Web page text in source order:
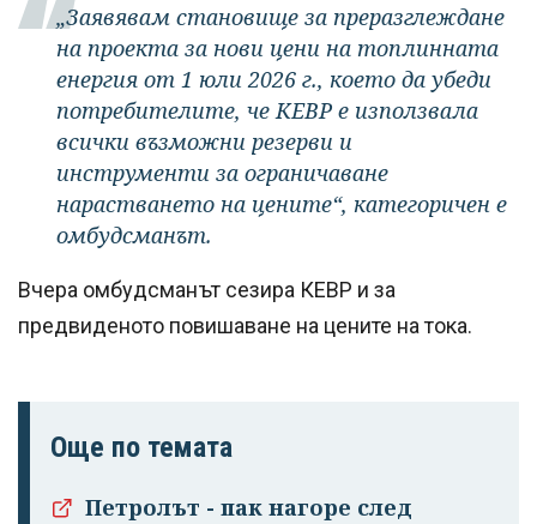
„Заявявам становище за преразглеждане
на проекта за нови цени на топлинната
енергия от 1 юли 2026 г., което да убеди
потребителите, че КЕВР е използвала
всички възможни резерви и
инструменти за ограничаване
нарастването на цените“, категоричен е
омбудсманът.
Вчера омбудсманът сезира КЕВР и за
предвиденото повишаване на цените на тока.
Още по темата
Петролът - пак нагоре след